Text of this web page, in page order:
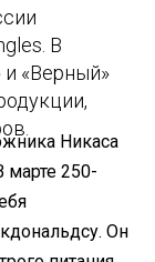
В
и «Верный»
Никаса
марте 250-
Он